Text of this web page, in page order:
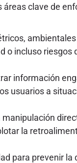
clave de
o incluso riesgos
información
usuarios a
la
para prevenir la